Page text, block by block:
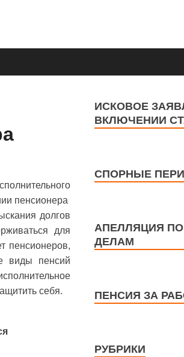
online
долгов
для
пенсионеров,
виды пенсий
себя.
ИСКОВОЕ
ВКЛЮЧЕНИИ
СПОРНЫЕ
АПЕЛЛЯЦИЯ
ДЕЛАМ
ПЕНСИЯ ЗА
РУБРИКИ